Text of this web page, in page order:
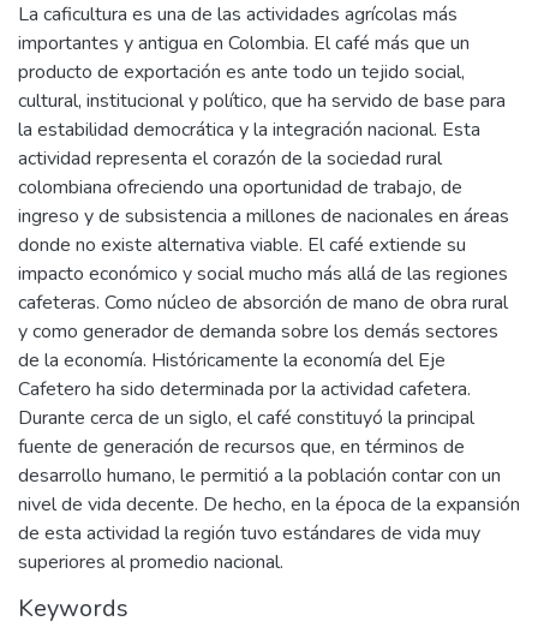
La caficultura es una de las actividades agrícolas más
importantes y antigua en Colombia. El café más que un
producto de exportación es ante todo un tejido social,
cultural, institucional y político, que ha servido de base para
la estabilidad democrática y la integración nacional. Esta
actividad representa el corazón de la sociedad rural
colombiana ofreciendo una oportunidad de trabajo, de
ingreso y de subsistencia a millones de nacionales en áreas
donde no existe alternativa viable. El café extiende su
impacto económico y social mucho más allá de las regiones
cafeteras. Como núcleo de absorción de mano de obra rural
y como generador de demanda sobre los demás sectores
de la economía. Históricamente la economía del Eje
Cafetero ha sido determinada por la actividad cafetera.
Durante cerca de un siglo, el café constituyó la principal
fuente de generación de recursos que, en términos de
desarrollo humano, le permitió a la población contar con un
nivel de vida decente. De hecho, en la época de la expansión
de esta actividad la región tuvo estándares de vida muy
superiores al promedio nacional.
Keywords